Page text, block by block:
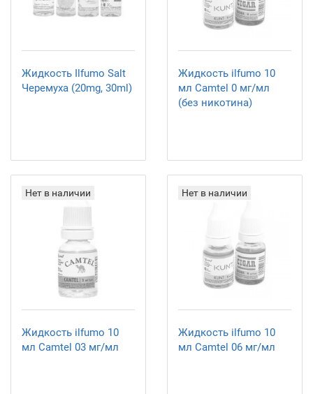
Жидкость Ilfumo Salt
Черемуха (20mg, 30ml)
Жидкость ilfumo 10
мл Camtel 0 мг/мл
(без никотина)
Нет в наличии
Жидкость ilfumo 10
мл Camtel 03 мг/мл
Нет в наличии
Жидкость ilfumo 10
мл Camtel 06 мг/мл